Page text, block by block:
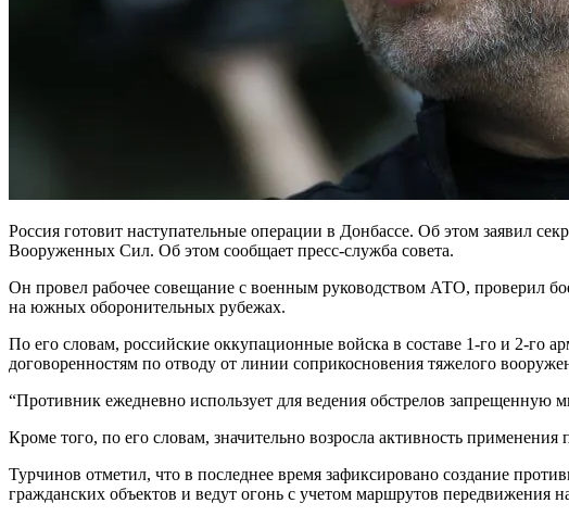
Россия готовит наступательные операции в Донбассе. Об этом заявил
Вооруженных Сил. Об этом сообщает пресс-служба совета.
Он провел рабочее совещание с военным руководством АТО, проверил
на южных оборонительных рубежах.
По его словам, российские оккупационные войска в составе 1-го и 2-го
договоренностям по отводу от линии соприкосновения тяжелого
“Противник ежедневно использует для ведения обстрелов
Кроме того, по его словам, значительно возросла активность
Турчинов отметил, что в последнее время зафиксировано создание
гражданских объектов и ведут огонь с учетом маршрутов передвижения